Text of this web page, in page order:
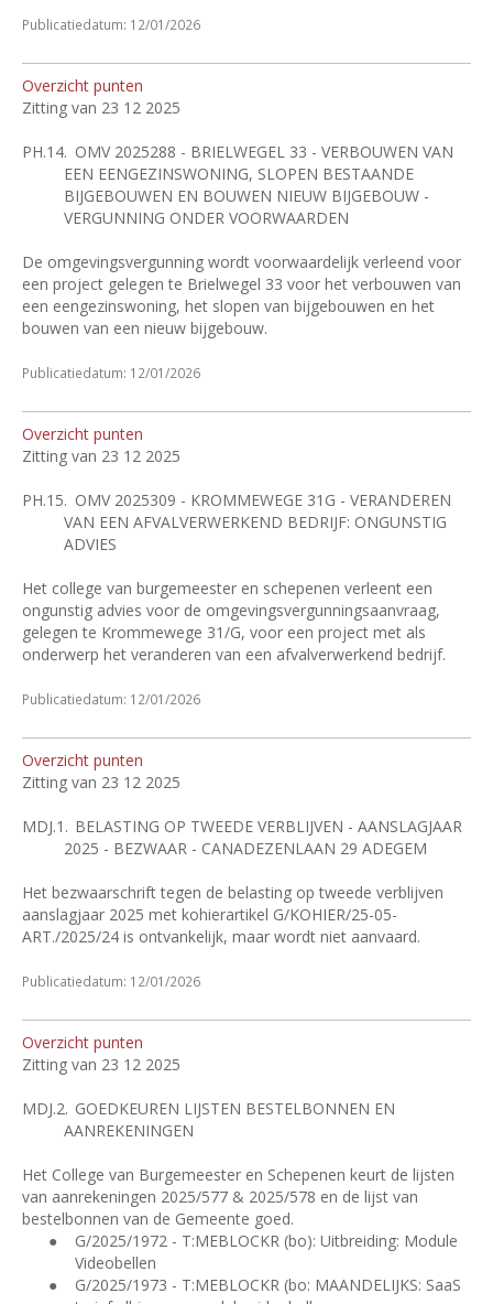
Publicatiedatum: 12/01/2026
Overzicht punten
Zitting van 23 12 2025
PH.14. OMV 2025288 - BRIELWEGEL 33 - VERBOUWEN VAN
EEN EENGEZINSWONING, SLOPEN BESTAANDE
BIJGEBOUWEN EN BOUWEN NIEUW BIJGEBOUW -
VERGUNNING ONDER VOORWAARDEN
De omgevingsvergunning wordt voorwaardelijk verleend voor
een project gelegen te Brielwegel 33 voor het verbouwen van
een eengezinswoning, het slopen van bijgebouwen en het
bouwen van een nieuw bijgebouw.
Publicatiedatum: 12/01/2026
Overzicht punten
Zitting van 23 12 2025
PH.15. OMV 2025309 - KROMMEWEGE 31G - VERANDEREN
VAN EEN AFVALVERWERKEND BEDRIJF: ONGUNSTIG
ADVIES
Het college van burgemeester en schepenen verleent een
ongunstig advies voor de omgevingsvergunningsaanvraag,
gelegen te Krommewege 31/G, voor een project met als
onderwerp het veranderen van een afvalverwerkend bedrijf.
Publicatiedatum: 12/01/2026
Overzicht punten
Zitting van 23 12 2025
MDJ.1. BELASTING OP TWEEDE VERBLIJVEN - AANSLAGJAAR
2025 - BEZWAAR - CANADEZENLAAN 29 ADEGEM
Het bezwaarschrift tegen de belasting op tweede verblijven
aanslagjaar 2025 met kohierartikel G/KOHIER/25-05-
ART./2025/24 is ontvankelijk, maar wordt niet aanvaard.
Publicatiedatum: 12/01/2026
Overzicht punten
Zitting van 23 12 2025
MDJ.2. GOEDKEUREN LIJSTEN BESTELBONNEN EN
AANREKENINGEN
Het College van Burgemeester en Schepenen keurt de lijsten
van aanrekeningen 2025/577 & 2025/578 en de lijst van
bestelbonnen van de Gemeente goed.
●
G/2025/1972 - T:MEBLOCKR (bo): Uitbreiding: Module
Videobellen
●
G/2025/1973 - T:MEBLOCKR (bo: MAANDELIJKS: SaaS